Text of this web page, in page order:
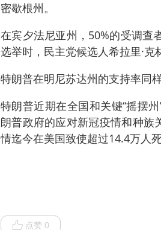
密歇根州。
在宾夕法尼亚州，50%的受调查
选举时，民主党候选人希拉里·克
特朗普在明尼苏达州的支持率同
特朗普近期在全国和关键“摇摆
朗普政府的应对新冠疫情和种族
情迄今在美国致使超过14.4万人
点赞 0